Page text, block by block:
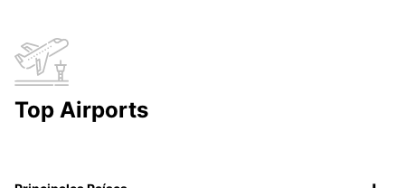
Top Airports